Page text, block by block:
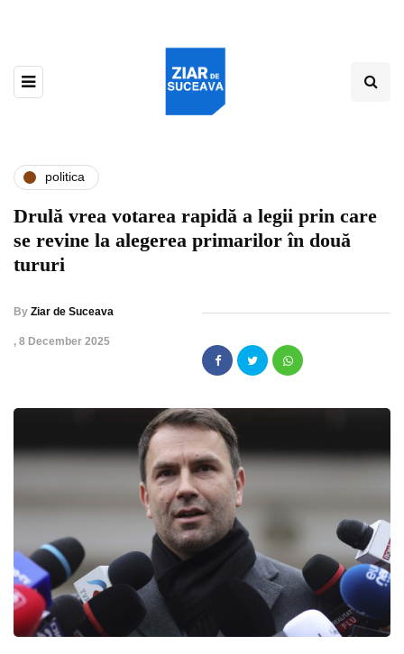
politica
Drulă vrea votarea rapidă a legii prin care
se revine la alegerea primarilor în două
tururi
By Ziar de Suceava
, 8 December 2025